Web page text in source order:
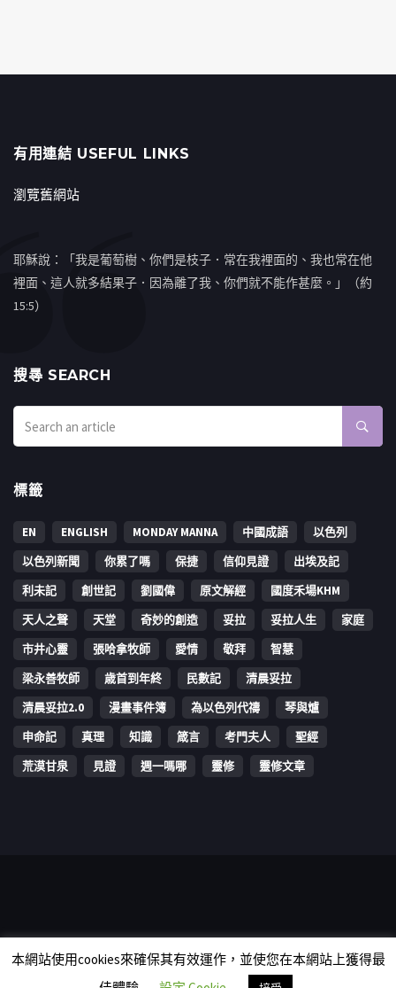
有用連結 USEFUL LINKS
瀏覽舊網站
耶穌說：「我是葡萄樹、你們是枝子．常在我裡面的、我也常在他
裡面、這人就多結果子．因為離了我、你們就不能作甚麼。」（約
15:5）
搜㝷 SEARCH
標籤
EN ENGLISH MONDAY MANNA 中國成語
以色列
以色列新聞
你累了嗎 保捷 信仰見證
出埃及記
利未記
創世記 劉國偉 原文解經
國度禾場KHM
天人之聲
天堂 奇妙的創造 妥拉 妥拉人生
家庭
市井心靈
張哈拿牧師 愛情 敬拜
智慧
梁永善牧師
歳首到年終 民數記
清晨妥拉
清晨妥拉2.0
漫畫事件簿 為以色列代禱
琴與爐
申命記
真理 知識 箴言 考門夫人
聖經
荒漠甘泉
見證 週一嗎哪 靈修 靈修文章
rights reserved.
本網站使用cookies來確保其有效運作，並使您在本網站上獲得最